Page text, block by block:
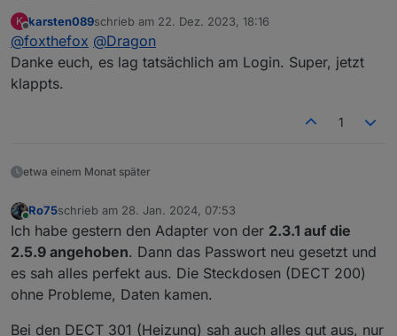
Was zeigt das Log nach dem Start?
Da sollten Berechtigungen des Users angezeigt sein
( 2 ist gut).
Und danach sollte etwas stehen, wieviele Geräte
Es hilft auch auf der AdapterConfig Seite mal die
Wenn da nichts kommt, dann passt etwas mit login
K
Offline
karsten089schrieb am 22. Dez. 2023, 18:16
zuletzt editiert von
@foxthefox @Dragon
Danke euch, es lag tatsächlich am Login. Super, jetzt
klappts.
1
etwa einem Monat später
Online
Ro75schrieb am 28. Jan. 2024, 07:53
zuletzt editiert von
Ich habe gestern den Adapter von der 2.3.1 auf die
2.5.9 angehoben. Dann das Passwort neu gesetzt und
es sah alles perfekt aus. Die Steckdosen (DECT 200)
ohne Probleme, Daten kamen.
Bei den DECT 301 (Heizung) sah auch alles gut aus, nur